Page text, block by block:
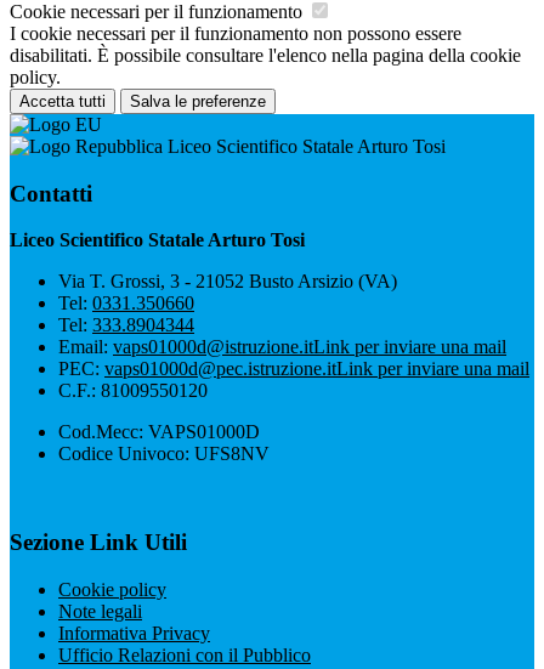
Cookie necessari per il funzionamento
I cookie necessari per il funzionamento non possono essere
disabilitati. È possibile consultare l'elenco nella pagina della cookie
policy.
Accetta tutti Salva le preferenze
Liceo Scientifico Statale Arturo Tosi
Contatti
Liceo Scientifico Statale Arturo Tosi
Via T. Grossi, 3 - 21052 Busto Arsizio (VA)
Tel: 0331.350660
Tel: 333.8904344
Email: vaps01000d@istruzione.itLink per inviare una mail
PEC: vaps01000d@pec.istruzione.itLink per inviare una mail
C.F.: 81009550120
Cod.Mecc: VAPS01000D
Codice Univoco: UFS8NV
Sezione Link Utili
Cookie policy
Note legali
Informativa Privacy
Ufficio Relazioni con il Pubblico